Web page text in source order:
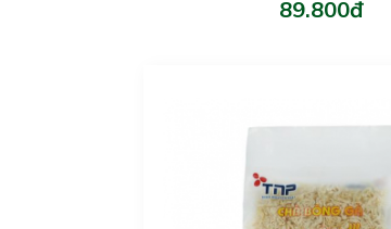
89.800đ